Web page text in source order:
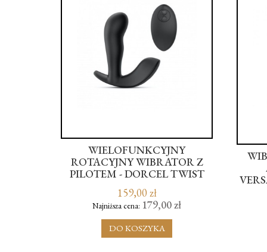
WIELOFUNKCYJNY
ROTACYJNY WIBRATOR Z
PILOTEM - DORCEL TWIST
DELIGHT
159,00 zł
Najniższa cena: 179,00 zł
DO KOSZYKA